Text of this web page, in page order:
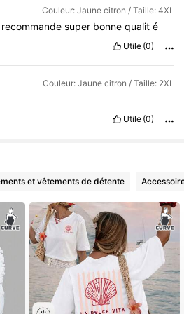
Couleur: Jaune citron / Taille: 4XL
recommandesuper bonnequalité
Utile (0)
Couleur: Jaune citron / Taille: 2XL
Utile (0)
et vêtements de détente